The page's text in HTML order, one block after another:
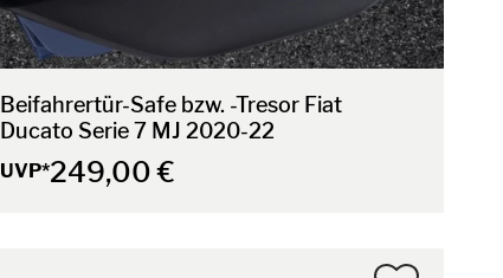
Beifahrertür-Safe bzw. -Tresor Fiat
Ducato Serie 7 MJ 2020-22
UVP*249,00 €